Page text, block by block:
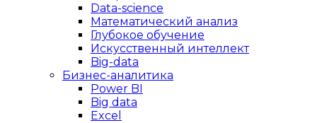
Data-science
Математический анализ
Глубокое обучение
Искусственный интеллект
Big-data
Бизнес-аналитика
Power BI
Big data
Excel